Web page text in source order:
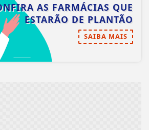
AS FARMÁCIAS QUE
ESTARÃO DE PLANTÃO
SAIBA MAIS